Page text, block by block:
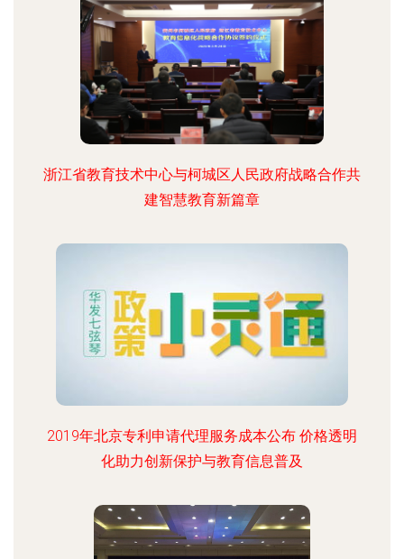
浙江省教育技术中心与柯城区人民政府战略合作共
建智慧教育新篇章
2019年北京专利申请代理服务成本公布 价格透明
化助力创新保护与教育信息普及